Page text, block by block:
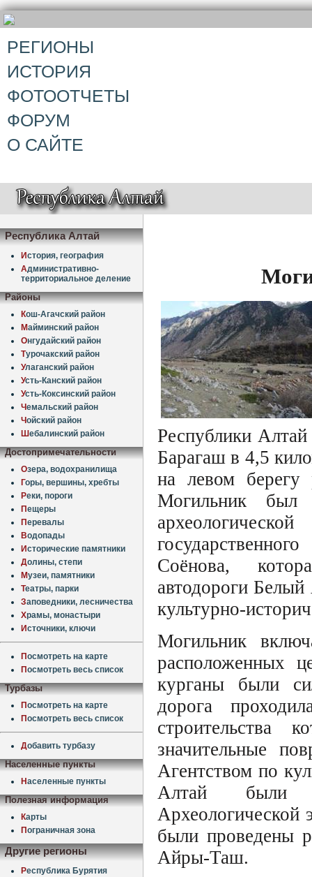
РЕГИОНЫ
ИСТОРИЯ
ФОТООТЧЕТЫ
ФОРУМ
О САЙТЕ
Республика Алтай
История, география
Административно-
территориальное деление
Районы
Кош-Агачский район
Майминский район
Онгудайский район
Турочакский район
Улаганский район
Усть-Канский район
Усть-Коксинский район
Чемальский район
Чойский район
Шебалинский район
Достопримечательности
Озера, водохранилища
Горы, вершины, хребты
Реки, пороги
Пещеры
Перевалы
Водопады
Исторические памятники
Долины, степи
Музеи, памятники
Театры, парки
Заповедники, лесничества
Храмы, монастыри
Источники, ключи
Посмотреть на карте
Посмотреть весь список
Турбазы
Посмотреть на карте
Посмотреть весь список
Добавить турбазу
Населенные пункты
Населенные пункты
Полезная информация
Карты
Пограничная зона
Другие регионы
Республика Бурятия
Республики
Барагаш в 4,5
на левом
Могильник был
Соёнова,
автодороги
культурно-
Могильник
расположенных
курганы были
дорога
значительные
Агентством по
Алтай были
Археологической
были проведены
Айры-Таш.